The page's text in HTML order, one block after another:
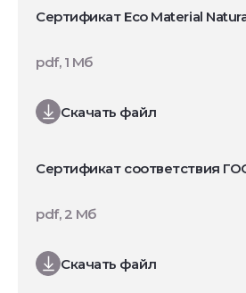
Сертификат Eco Material
Скачать файл
pdf, 1 Мб
Сертификат соответствия
Скачать файл
pdf, 2 Мб